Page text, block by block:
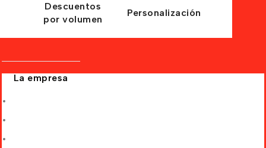
Descuentos
por volumen
Personalización
La empresa